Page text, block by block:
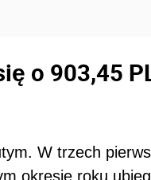
o 903,45
W trzech
okresie roku